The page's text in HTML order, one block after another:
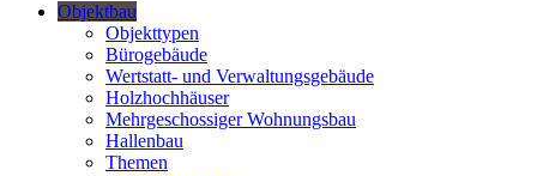
Objektbau
Objekttypen
Bürogebäude
Wertstatt- und Verwaltungsgebäude
Holzhochhäuser
Mehrgeschossiger Wohnungsbau
Hallenbau
Themen